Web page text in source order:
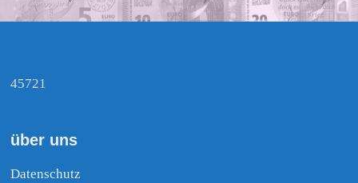
45721
über uns
Datenschutz